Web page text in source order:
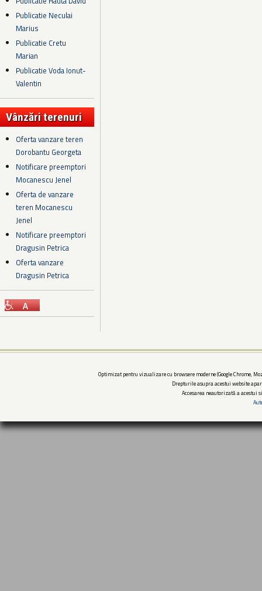
Publicatie Neculai
Marius
Publicatie Cretu
Marian
Publicatie Voda Ionut-
Valentin
Vânzări terenuri
Oferta vanzare teren
Dorobantu Georgeta
Notificare preemptori
Mocanescu Jenel
Oferta de vanzare
teren Mocanescu
Jenel
Notificare preemptori
Dragusin Petrica
Oferta vanzare
Dragusin Petrica
Optimizat pentru vizualizare cu browsere moderne (Google Chrome,
Drepturile asupra acestui website
Accesarea neautorizată a acestui